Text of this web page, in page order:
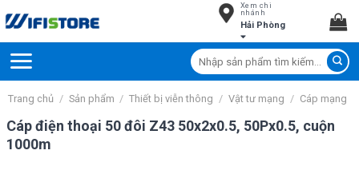
to
Xem chi
nhánh
Hải Phòng
Tìm
kiếm:
Trang chủ / Sản phẩm / Thiết bị viễn thông / Vật tư mạng / Cáp mạng
Cáp điện thoại 50 đôi Z43 50x2x0.5, 50Px0.5, cuộn
1000m